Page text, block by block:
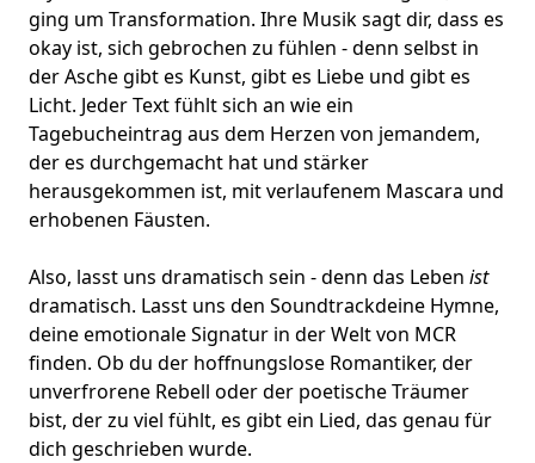
ging um Transformation. Ihre Musik sagt dir, dass es
okay ist, sich gebrochen zu fühlen - denn selbst in
der Asche gibt es Kunst, gibt es Liebe und gibt es
Licht. Jeder Text fühlt sich an wie ein
Tagebucheintrag aus dem Herzen von jemandem,
der es durchgemacht hat und stärker
herausgekommen ist, mit verlaufenem Mascara und
erhobenen Fäusten.
Also, lasst uns dramatisch sein - denn das Leben ist
dramatisch. Lasst uns den Soundtrackdeine Hymne,
deine emotionale Signatur in der Welt von MCR
finden. Ob du der hoffnungslose Romantiker, der
unverfrorene Rebell oder der poetische Träumer
bist, der zu viel fühlt, es gibt ein Lied, das genau für
dich geschrieben wurde.